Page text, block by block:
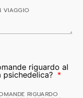
riguardo al